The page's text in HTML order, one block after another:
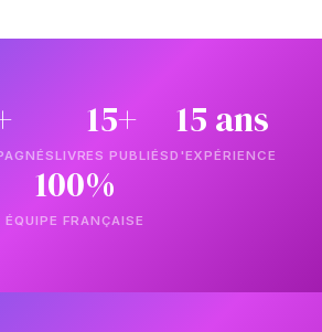
15+
LIVRES PUBLIÉS
15 ans
D'EXPÉRIENCE
100%
ÉQUIPE FRANÇAISE